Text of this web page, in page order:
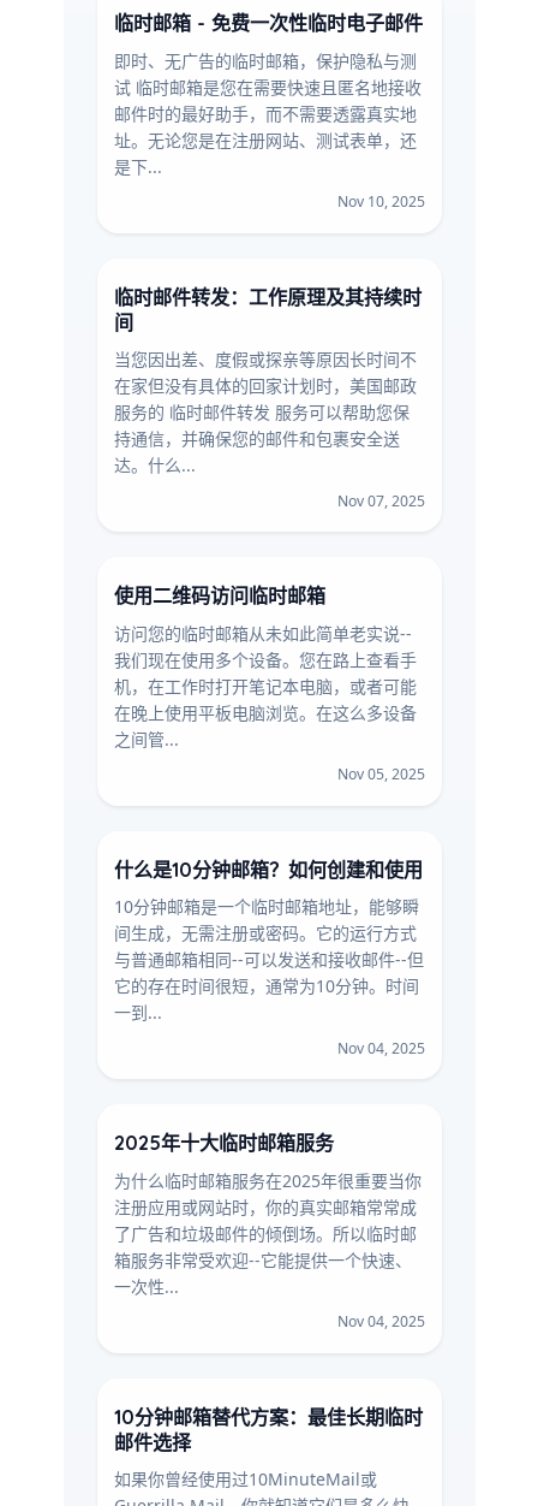
临时邮箱 - 免费一次性临时电子邮件
即时、无广告的临时邮箱，保护隐私与测
试 临时邮箱是您在需要快速且匿名地接收
邮件时的最好助手，而不需要透露真实地
址。无论您是在注册网站、测试表单，还
是下...
Nov 10, 2025
临时邮件转发：工作原理及其持续时
间
当您因出差、度假或探亲等原因长时间不
在家但没有具体的回家计划时，美国邮政
服务的 临时邮件转发 服务可以帮助您保
持通信，并确保您的邮件和包裹安全送
达。什么...
Nov 07, 2025
使用二维码访问临时邮箱
访问您的临时邮箱从未如此简单老实说--
我们现在使用多个设备。您在路上查看手
机，在工作时打开笔记本电脑，或者可能
在晚上使用平板电脑浏览。在这么多设备
之间管...
Nov 05, 2025
什么是10分钟邮箱？如何创建和使用
10分钟邮箱是一个临时邮箱地址，能够瞬
间生成，无需注册或密码。它的运行方式
与普通邮箱相同--可以发送和接收邮件--但
它的存在时间很短，通常为10分钟。时间
一到...
Nov 04, 2025
2025年十大临时邮箱服务
为什么临时邮箱服务在2025年很重要当你
注册应用或网站时，你的真实邮箱常常成
了广告和垃圾邮件的倾倒场。所以临时邮
箱服务非常受欢迎--它能提供一个快速、
一次性...
Nov 04, 2025
10分钟邮箱替代方案：最佳长期临时
邮件选择
如果你曾经使用过10MinuteMail或